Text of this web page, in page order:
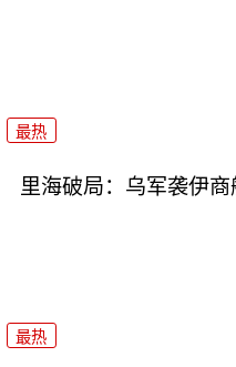
最热
里海破局：乌军袭伊
最热